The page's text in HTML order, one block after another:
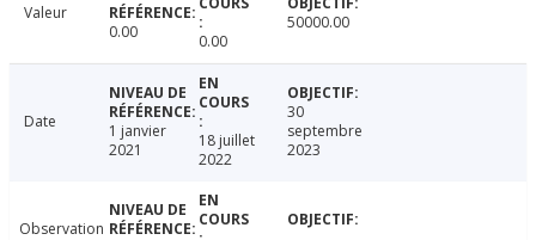
Valeur
0.00
0.00
50000.00
Date
1 janvier
2021
18 juillet
2022
30
septembre
2023
Observation